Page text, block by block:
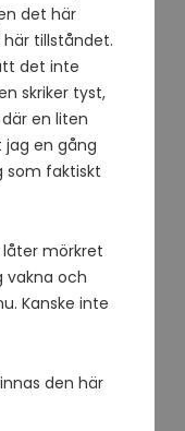
det här
tillståndet.
det inte
skriker tyst,
en liten
jag en gång
som faktiskt
låter mörkret
vakna och
Kanske inte
den här